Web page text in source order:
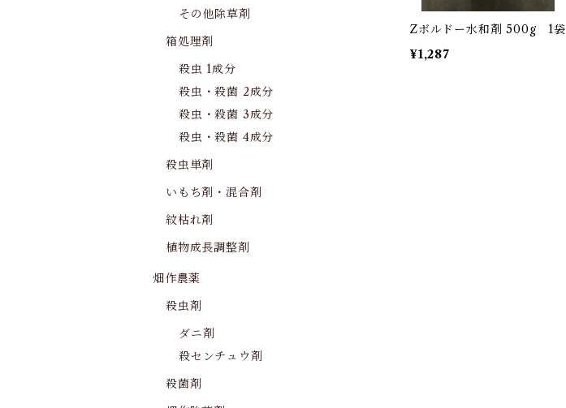
Zボルドー水和剤 500g 1袋
¥1,287
その他除草剤
箱処理剤
殺虫 1成分
殺虫・殺菌 2成分
殺虫・殺菌 3成分
殺虫・殺菌 4成分
殺虫単剤
いもち剤・混合剤
紋枯れ剤
植物成長調整剤
畑作農薬
殺虫剤
ダニ剤
殺センチュウ剤
殺菌剤